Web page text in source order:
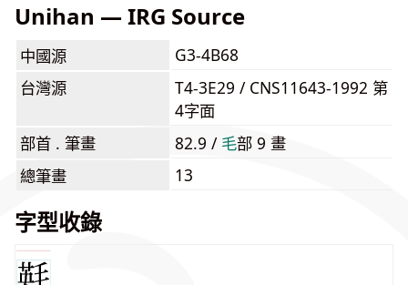
Unihan — IRG Source
中國源
G3-4B68
台灣源
T4-3E29 / CNS11643-1992 第
4字面
部首 . 筆畫
82.9 / ⽑部 9 畫
總筆畫
13
字型收錄